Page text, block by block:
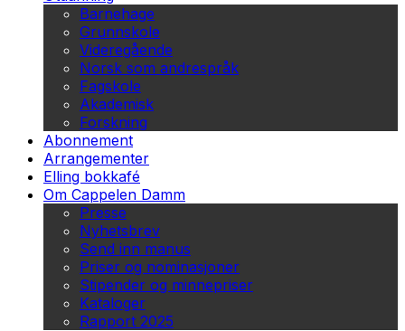
Barnehage
Grunnskole
Videregående
Norsk som andrespråk
Fagskole
Akademisk
Forskning
Abonnement
Arrangementer
Elling bokkafé
Om Cappelen Damm
Presse
Nyhetsbrev
Send inn manus
Priser og nominasjoner
Stipender og minnepriser
Kataloger
Rapport 2025